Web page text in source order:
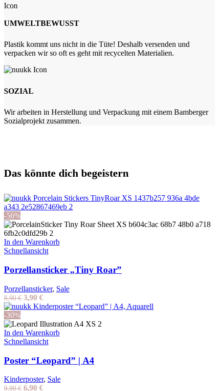
UMWELTBEWUSST
Plastik kommt uns nicht in die Tüte! Deshalb versenden und
verpacken wir so oft es geht mit recycelten Materialien.
SOZIAL
Wir arbeiten in Herstellung und Verpackung mit einem Bamberger
Sozialprojekt zusammen.
Das könnte dich begeistern
-56%
In den Warenkorb
Schnellansicht
Porzellansticker „Tiny Roar”
Porzellansticker, Sale
8,90€ Ursprünglicher
Preis
8,90 €
3,90 €Aktueller
Preis
3,90 €.
-30%
In den Warenkorb
Schnellansicht
Poster “Leopard” | A4
Kinderposter, Sale
9,90€ Ursprünglicher
6,90 €Aktueller